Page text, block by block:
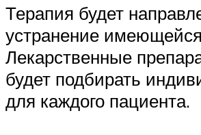
Терапия будет
устранение
Лекарственные
будет подбирать
для каждого пациента.